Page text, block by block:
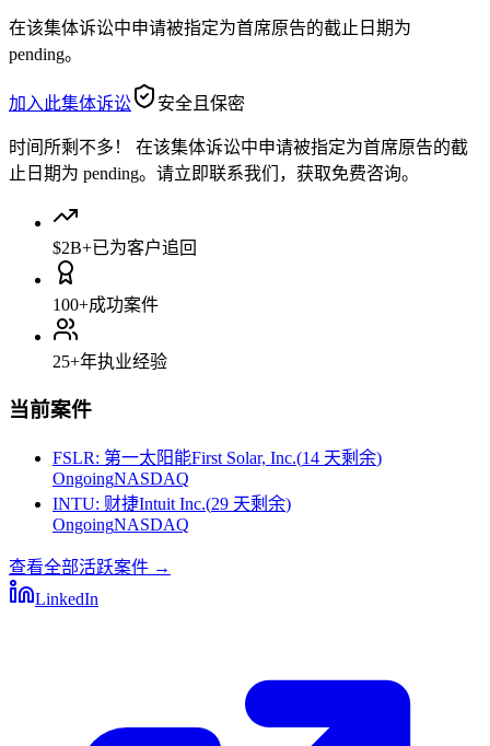
在该集体诉讼中申请被指定为首席原告的截止日期为
pending。
加入此集体诉讼 安全且保密
时间所剩不多！
在该集体诉讼中申请被指定为首席原告的截
止日期为 pending。请立即联系我们，获取免费咨询。
$2B+已为客户追回
100+成功案件
25+年执业经验
当前案件
FSLR: 第一太阳能First Solar, Inc.(14 天剩余)
OngoingNASDAQ
INTU: 财捷Intuit Inc.(29 天剩余)
OngoingNASDAQ
查看全部活跃案件 →
LinkedIn